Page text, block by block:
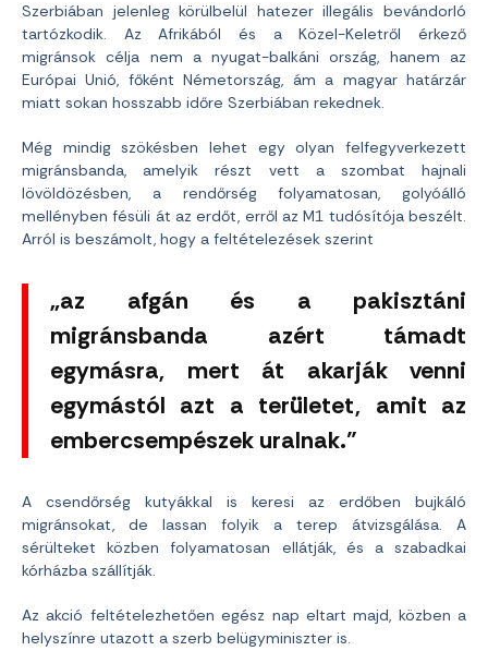
Szerbiában jelenleg körülbelül hatezer illegális bevándorló
tartózkodik. Az Afrikából és a Közel-Keletről érkező
migránsok célja nem a nyugat-balkáni ország, hanem az
Európai Unió, főként Németország, ám a magyar határzár
miatt sokan hosszabb időre Szerbiában rekednek.
Még mindig szökésben lehet egy olyan felfegyverkezett
migránsbanda, amelyik részt vett a szombat hajnali
lövöldözésben, a rendőrség folyamatosan, golyóálló
mellényben fésüli át az erdőt, erről az M1 tudósítója beszélt.
Arról is beszámolt, hogy a feltételezések szerint
„az afgán és a pakisztáni
migránsbanda azért támadt
egymásra, mert át akarják venni
egymástól azt a területet, amit az
embercsempészek uralnak.”
A csendőrség kutyákkal is keresi az erdőben bujkáló
migránsokat, de lassan folyik a terep átvizsgálása. A
sérülteket közben folyamatosan ellátják, és a szabadkai
kórházba szállítják.
Az akció feltételezhetően egész nap eltart majd, közben a
helyszínre utazott a szerb belügyminiszter is.